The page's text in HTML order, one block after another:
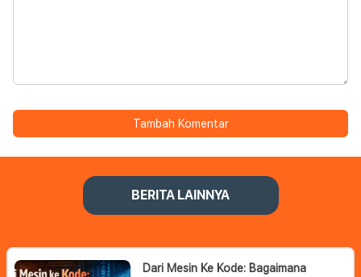
Tambah Komentar
BERITA LAINNYA
Dari Mesin Ke Kode: Bagaimana